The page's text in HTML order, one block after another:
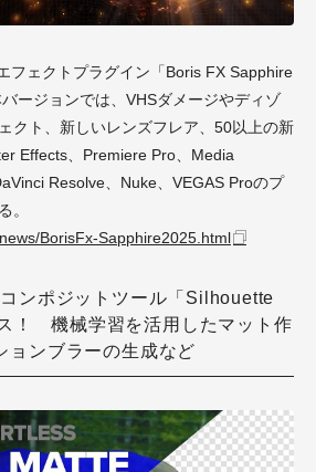
フェクトプラグイン「Boris FX Sapphire
ージョンでは、VHSダメージやディゾ
クト、新しいレンズフレア、50以上の新
Effects、Premiere Pro、Media
Resolve、Nuke、VEGAS Proのプ
。
BorisFx-Sapphire2025.html
ンポジットツール「Silhouette
！ 機械学習を活用したマット作
ョンブラーの生成など